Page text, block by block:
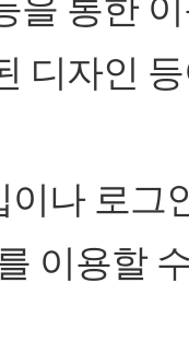
을 통한
디자인
나 로그
이용할